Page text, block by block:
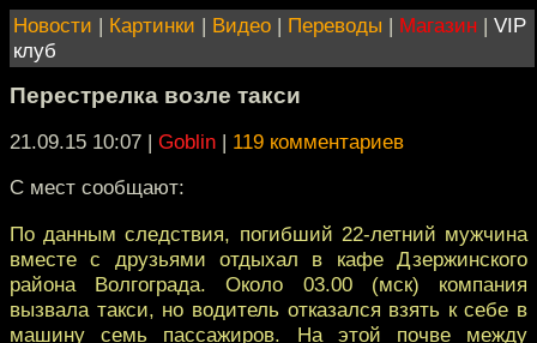
Новости | Картинки | Видео | Переводы | Магазин | VIP
клуб
Перестрелка возле такси
21.09.15 10:07 | Goblin | 119 комментариев
С мест сообщают:
По данным следствия, погибший 22-летний мужчина
вместе с друзьями отдыхал в кафе Дзержинского
района Волгограда. Около 03.00 (мск) компания
вызвала такси, но водитель отказался взять к себе в
машину семь пассажиров. На этой почве между